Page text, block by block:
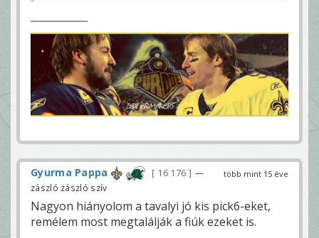
több mint 15 éve
Gyurma Pappa 16 176
—
zászló zászló szív
Nagyon hiányolom a tavalyi jó kis pick6-eket,
remélem most megtalálják a fiúk ezeket is.